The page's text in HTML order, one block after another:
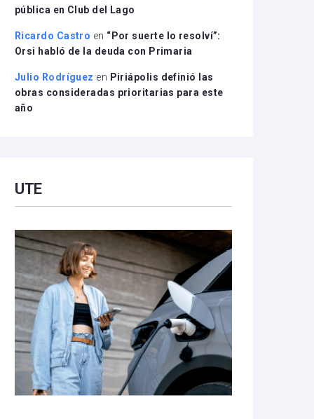
pública en Club del Lago
Ricardo Castro en “Por suerte lo resolví”:
Orsi habló de la deuda con Primaria
Julio Rodríguez en Piriápolis definió las
obras consideradas prioritarias para este
año
UTE